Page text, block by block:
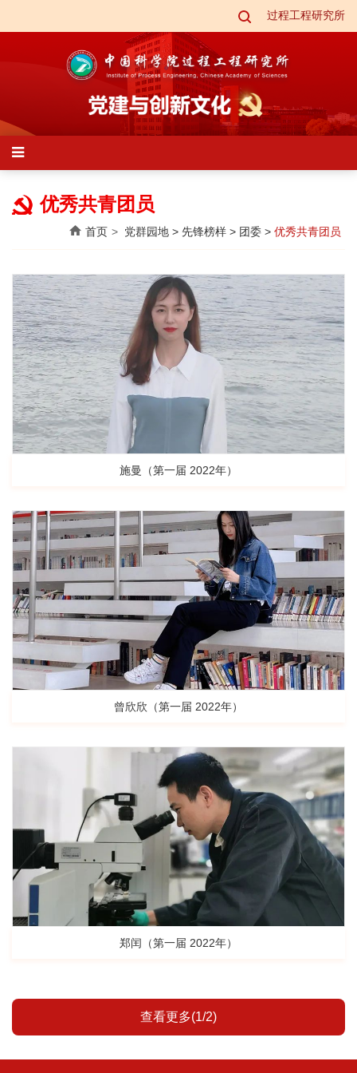
过程工程研究所
优秀共青团员
首页 党群园地 > 先锋榜样 > 团委 > 优秀共青团员
施曼（第一届 2022年）
曾欣欣（第一届 2022年）
郑闰（第一届 2022年）
查看更多(1/2)